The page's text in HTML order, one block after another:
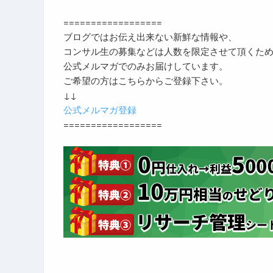
==================
ブログではお伝え出来ない新鮮な情報や、
コンサル生の募集などは人数を限定させて頂くため
公式メルマガでのみお届けしています。
ご希望の方はこちらからご登録下さい。
↓↓
公式メルマガ登録
==================